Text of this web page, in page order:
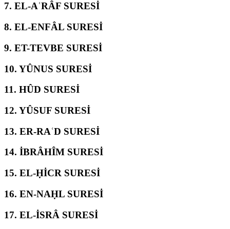
7. EL-AʿRÂF SURESİ
8. EL-ENFÂL SURESİ
9. ET-TEVBE SURESİ
10. YÛNUS SURESİ
11. HÛD SURESİ
12. YÛSUF SURESİ
13. ER-RAʿD SURESİ
14. İBRÂHÎM SURESİ
15. EL-ḤİCR SURESİ
16. EN-NAḤL SURESİ
17. EL-İSRÂ SURESİ